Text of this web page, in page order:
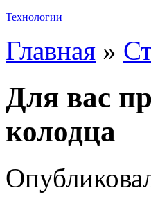
Технологии
Главная »
Для вас
колодца